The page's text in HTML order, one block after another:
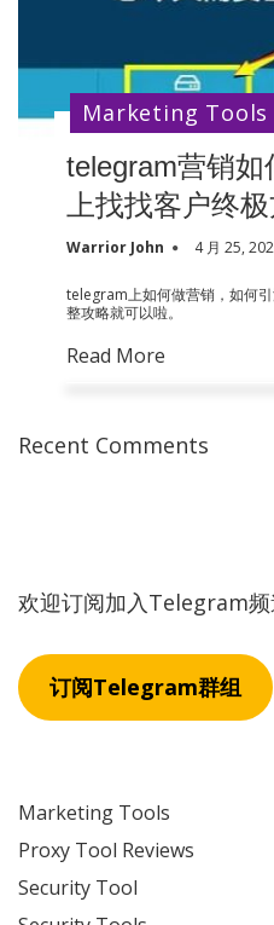
telegram营销如
上找找客户终
Warrior John 4 月 25,
telegram上如何做营销，如何
整攻略就可以啦。
Read More
Marketing Tools
Recent Comments
欢迎订阅加入Telegram频
订阅Telegram群组
Marketing Tools
Proxy Tool Reviews
Security Tool